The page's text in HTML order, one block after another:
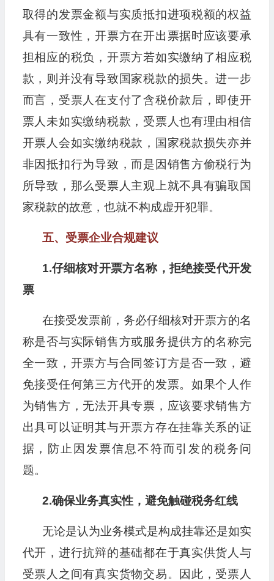
取得的发票金额与实质抵扣进项税额的权益
具有一致性，开票方在开出票据时应该要承
担相应的税负，开票方若如实缴纳了相应税
款，则并没有导致国家税款的损失。进一步
而言，受票人在支付了含税价款后，即使开
票人未如实缴纳税款，受票人也有理由相信
开票人会如实缴纳税款，国家税款损失亦并
非因抵扣行为导致，而是因销售方偷税行为
所导致，那么受票人主观上就不具有骗取国
家税款的故意，也就不构成虚开犯罪。
五、受票企业合规建议
1.仔细核对开票方名称，拒绝接受代开发
票
在接受发票前，务必仔细核对开票方的名
称是否与实际销售方或服务提供方的名称完
全一致，开票方与合同签订方是否一致，避
免接受任何第三方代开的发票。如果个人作
为销售方，无法开具专票，应该要求销售方
出具可以证明其与开票方存在挂靠关系的证
据，防止因发票信息不符而引发的税务问
题。
2.确保业务真实性，避免触碰税务红线
无论是认为业务模式是构成挂靠还是如实
代开，进行抗辩的基础都在于真实供货人与
受票人之间有真实货物交易。因此，受票人